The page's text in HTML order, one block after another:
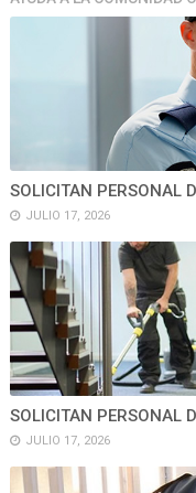
SOLICITAN PERSONAL
JULIO 17, 2026
SOLICITAN PERSONAL
JULIO 17, 2026